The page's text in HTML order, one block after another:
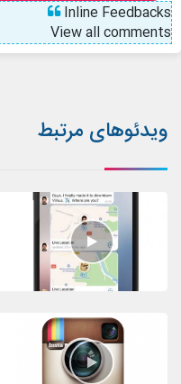
Inline Feedbacks
View all comments
ویدئوهای مرتبط